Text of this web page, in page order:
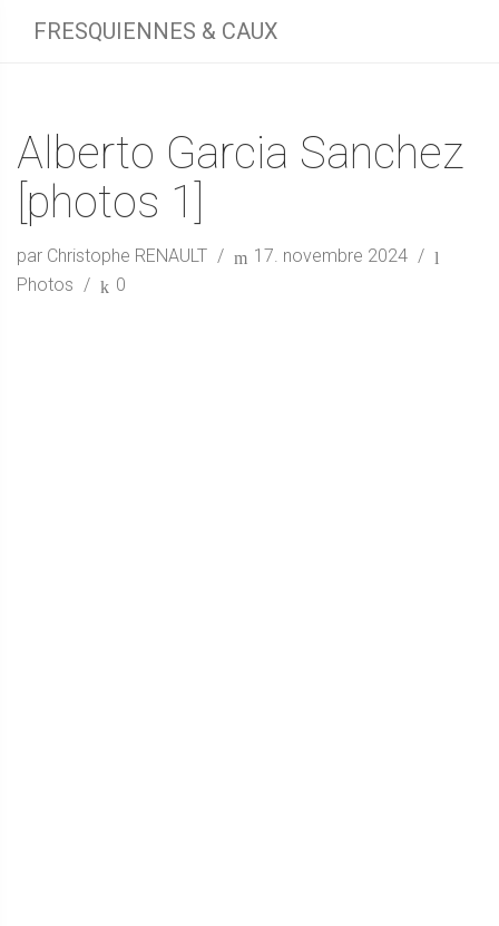
FRESQUIENNES & CAUX
Alberto Garcia Sanchez
[photos 1]
par Christophe RENAULT
17. novembre 2024
Photos
0